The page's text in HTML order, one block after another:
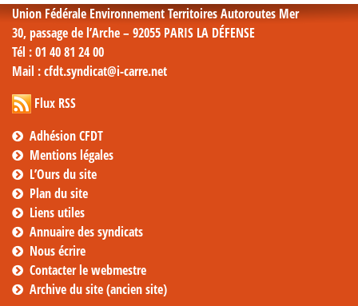
Union Fédérale Environnement Territoires Autoroutes Mer
30, passage de l’Arche – 92055 PARIS LA DÉFENSE
Tél : 01 40 81 24 00
Mail : cfdt.syndicat@i-carre.net
Flux RSS
Adhésion CFDT
Mentions légales
L’Ours du site
Plan du site
Liens utiles
Annuaire des syndicats
Nous écrire
Contacter le webmestre
Archive du site (ancien site)